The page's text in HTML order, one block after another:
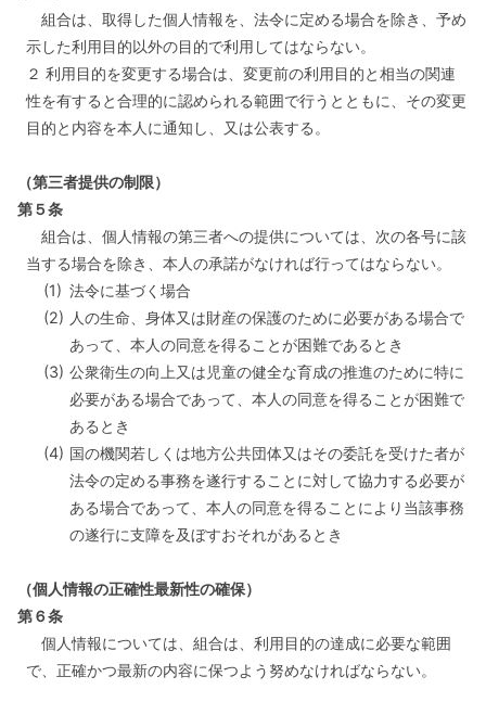
組合は、取得した個人情報を、法令に定める場合を除き、予め
示した利用目的以外の目的で利用してはならない。
２ 利用目的を変更する場合は、変更前の利用目的と相当の関連
性を有すると合理的に認められる範囲で行うとともに、その変更
目的と内容を本人に通知し、又は公表する。
（第三者提供の制限）
第５条
組合は、個人情報の第三者への提供については、次の各号に該
当する場合を除き、本人の承諾がなければ行ってはならない。
(1) 法令に基づく場合
(2) 人の生命、身体又は財産の保護のために必要がある場合で
あって、本人の同意を得ることが困難であるとき
(3) 公衆衛生の向上又は児童の健全な育成の推進のために特に
必要がある場合であって、本人の同意を得ることが困難で
あるとき
(4) 国の機関若しくは地方公共団体又はその委託を受けた者が
法令の定める事務を遂行することに対して協力する必要が
ある場合であって、本人の同意を得ることにより当該事務
の遂行に支障を及ぼすおそれがあるとき
（個人情報の正確性最新性の確保）
第６条
個人情報については、組合は、利用目的の達成に必要な範囲
で、正確かつ最新の内容に保つよう努めなければならない。